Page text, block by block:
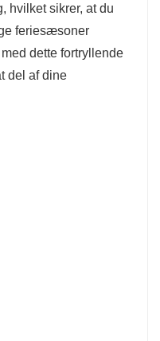
hvilket sikrer, at du
feriesæsoner
dette fortryllende
del af dine